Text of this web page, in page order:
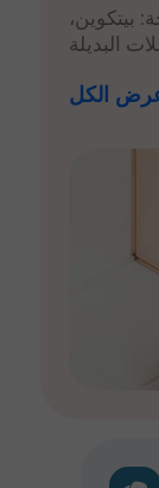
بيتكوين،
البديلة
الكل